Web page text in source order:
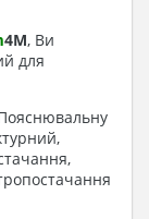
4M, Ви
для